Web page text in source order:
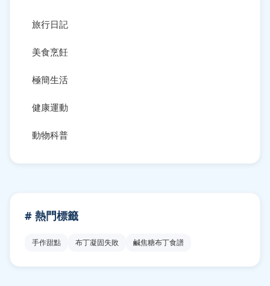
旅行日記
美食烹飪
極簡生活
健康運動
動物科普
# 熱門標籤
手作甜點 布丁凝固失敗 鹹焦糖布丁食譜